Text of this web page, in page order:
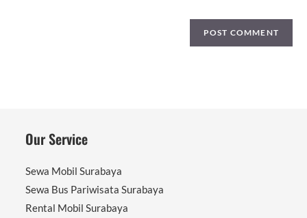
Our Service
Sewa Mobil Surabaya
Sewa Bus Pariwisata Surabaya
Rental Mobil Surabaya